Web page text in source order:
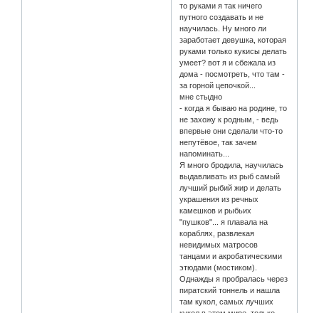
то руками я так ничего
путного создавать и не
научилась. Ну много ли
заработает девушка, которая
руками только кукисы делать
умеет? вот я и сбежала из
дома - посмотреть, что там -
за горной цепочкой...
мне стыдно
- когда я бываю на родине, то
не захожу к родным, - ведь
впервые они сделали что-то
непутёвое, так зачем
напоминать...
Я много бродила, научилась
выдавливать из рыб самый
лучший рыбий жир и делать
украшения из речных
камешков и рыбьих
"пушков"... я плавала на
кораблях, развлекая
невидимых матросов
танцами и акробатическими
этюдами (мостиком).
Однажды я пробралась через
пиратский тоннель и нашла
там кукол, самых лучших